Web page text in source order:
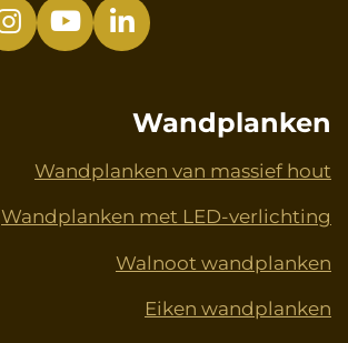
I
n
a
Y
o
b
L
i
k
d
n
Wandplanken
Wandplanken van massief hout
Wandplanken met LED-verlichting
Walnoot wandplanken
Eiken wandplanken